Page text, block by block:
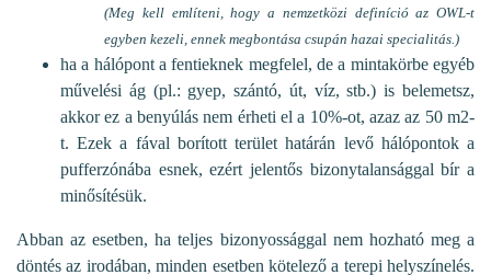
(Meg kell említeni, hogy a nemzetközi definíció az OWL-t
egyben kezeli, ennek megbontása csupán hazai specialitás.)
ha a hálópont a fentieknek megfelel, de a mintakörbe egyéb
művelési ág (pl.: gyep, szántó, út, víz, stb.) is belemetsz,
akkor ez a benyúlás nem érheti el a 10%-ot, azaz az 50 m2-
t. Ezek a fával borított terület határán levő hálópontok a
pufferzónába esnek, ezért jelentős bizonytalansággal bír a
minősítésük.
Abban az esetben, ha teljes bizonyossággal nem hozható meg a
döntés az irodában, minden esetben kötelező a terepi helyszínelés.